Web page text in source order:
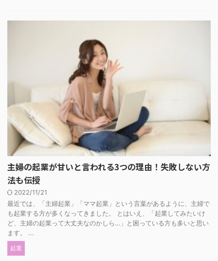
主婦の起業が甘いと言われる3つの理由！失敗しない方
法も伝授
2022/11/21
最近では、「主婦起業」「ママ起業」という言葉があるように、主婦で
も起業する方が多くなってきました。 とはいえ、「起業してみたいけ
ど、主婦の起業って大丈夫なのかしら…」と困っている方も多いと思い
ます。 ...
起業